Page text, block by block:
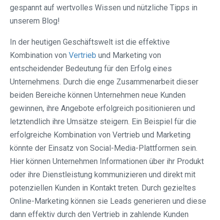
gespannt auf wertvolles Wissen und nützliche Tipps in
unserem Blog!
In der heutigen Geschäftswelt ist die effektive
Kombination von Vertrieb und Marketing von
entscheidender Bedeutung für den Erfolg eines
Unternehmens. Durch die enge Zusammenarbeit dieser
beiden Bereiche können Unternehmen neue Kunden
gewinnen, ihre Angebote erfolgreich positionieren und
letztendlich ihre Umsätze steigern. Ein Beispiel für die
erfolgreiche Kombination von Vertrieb und Marketing
könnte der Einsatz von Social-Media-Plattformen sein.
Hier können Unternehmen Informationen über ihr Produkt
oder ihre Dienstleistung kommunizieren und direkt mit
potenziellen Kunden in Kontakt treten. Durch gezieltes
Online-Marketing können sie Leads generieren und diese
dann effektiv durch den Vertrieb in zahlende Kunden